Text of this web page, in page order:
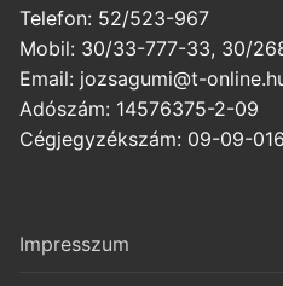
Telefon: 52/523-967
Mobil: 30/33-777-33, 30/
Email: jozsagumi@t-
Adószám: 14576375-2-09
Cégjegyzékszám: 09-09-
Impresszum